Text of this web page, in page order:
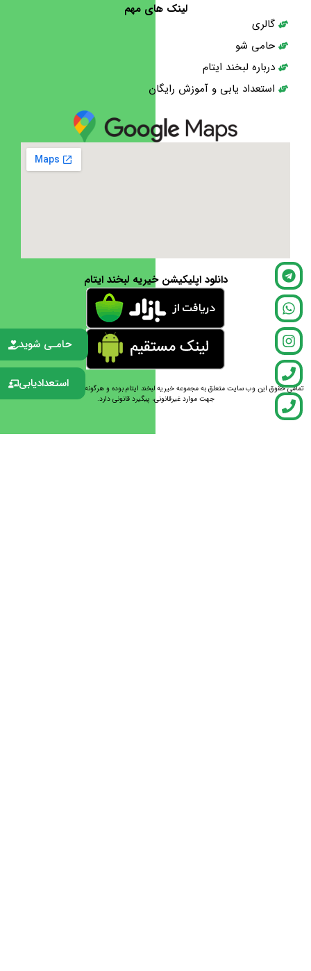
لینک های مهم
گالری
حامی شو
درباره لبخند ایتام
استعداد یابی و آموزش رایگان
دانلود اپلیکیشن خیریه لبخند ایتام
تمامی حقوق این وب سایت متعلق به مجموعه خیریه لبخند ایتام بوده و هرگونه سو استفاده از مطالب آن در
جهت موارد غیرقانونی، پیگیرد قانونی دارد.
استعدادیابی
حامـی شوید